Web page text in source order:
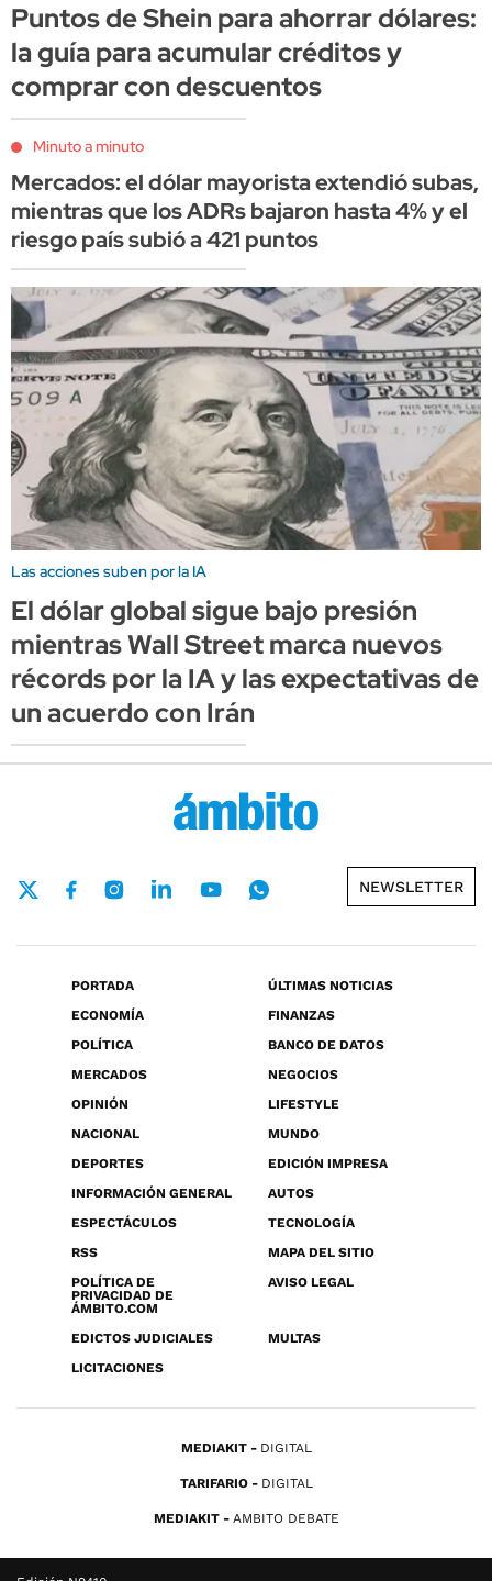
Puntos de Shein para ahorrar dólares:
la guía para acumular créditos y
comprar con descuentos
Minuto a minuto
Mercados: el dólar mayorista extendió subas,
mientras que los ADRs bajaron hasta 4% y el
riesgo país subió a 421 puntos
Las acciones suben por la IA
El dólar global sigue bajo presión
mientras Wall Street marca nuevos
récords por la IA y las expectativas de
un acuerdo con Irán
NEWSLETTER
PORTADA
ÚLTIMAS NOTICIAS
ECONOMÍA
FINANZAS
POLÍTICA
BANCO DE DATOS
MERCADOS
NEGOCIOS
OPINIÓN
LIFESTYLE
NACIONAL
MUNDO
DEPORTES
EDICIÓN IMPRESA
INFORMACIÓN GENERAL
AUTOS
ESPECTÁCULOS
TECNOLOGÍA
RSS
MAPA DEL SITIO
POLÍTICA DE
PRIVACIDAD DE
ÁMBITO.COM
AVISO LEGAL
EDICTOS JUDICIALES
MULTAS
LICITACIONES
MEDIAKIT DIGITAL
TARIFARIO DIGITAL
MEDIAKIT AMBITO DEBATE